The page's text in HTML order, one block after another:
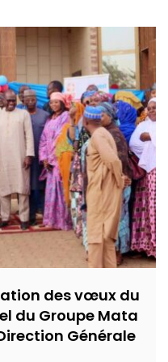
des vœux du
du Groupe Mata
Générale